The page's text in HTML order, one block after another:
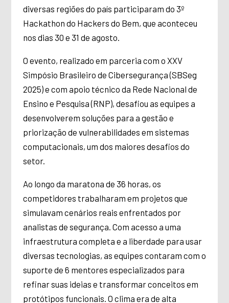
diversas regiões do país participaram do 3º
Hackathon do Hackers do Bem, que aconteceu
nos dias 30 e 31 de agosto.
O evento, realizado em parceria com o XXV
Simpósio Brasileiro de Cibersegurança (SBSeg
2025) e com apoio técnico da Rede Nacional de
Ensino e Pesquisa (RNP), desafiou as equipes a
desenvolverem soluções para a gestão e
priorização de vulnerabilidades em sistemas
computacionais, um dos maiores desafios do
setor.
Ao longo da maratona de 36 horas, os
competidores trabalharam em projetos que
simulavam cenários reais enfrentados por
analistas de segurança. Com acesso a uma
infraestrutura completa e a liberdade para usar
diversas tecnologias, as equipes contaram com o
suporte de 6 mentores especializados para
refinar suas ideias e transformar conceitos em
protótipos funcionais. O clima era de alta